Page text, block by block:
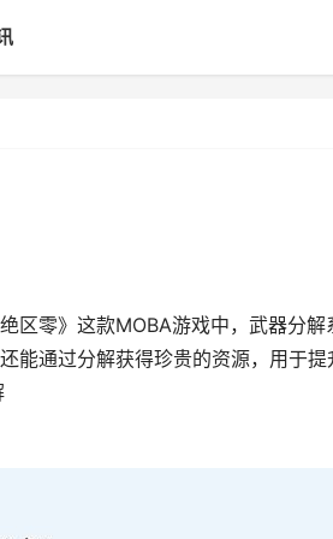
区零》这款MOBA游戏中，武器分
能通过分解获得珍贵的资源，用于